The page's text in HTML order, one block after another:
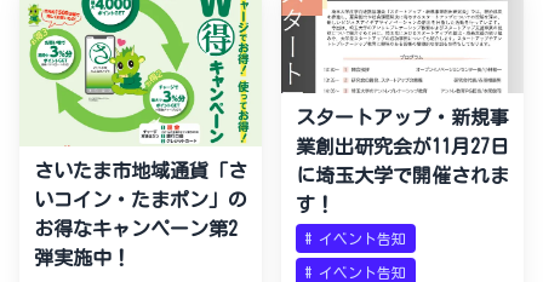
さいたま市地域通貨「さ
いコイン・たまポン」の
お得なキャンペーン第2
弾実施中！
スタートアップ・新規事
業創出研究会が11月27日
に埼玉大学で開催されま
す！
# イベント告知
# イベント告知